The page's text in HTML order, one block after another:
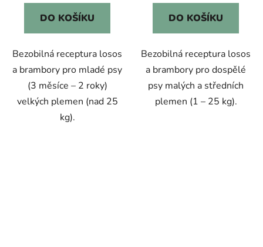
DO KOŠÍKU
Bezobilná receptura losos
a brambory pro mladé psy
(3 měsíce – 2 roky)
velkých plemen (nad 25
kg).
DO KOŠÍKU
Bezobilná receptura losos
a brambory pro dospělé
psy malých a středních
plemen (1 – 25 kg).